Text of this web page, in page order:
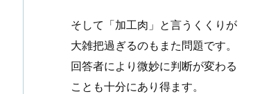
そして「加工肉」と言うくくりが
大雑把過ぎるのもまた問題です。
回答者により微妙に判断が変わる
ことも十分にあり得ます。